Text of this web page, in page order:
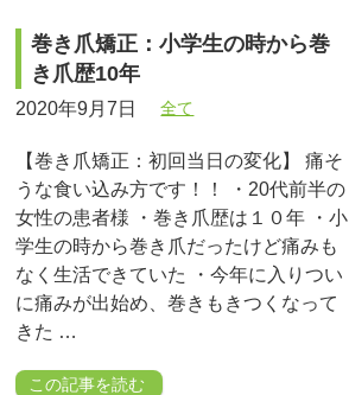
巻き爪矯正：小学生の時から巻
き爪歴10年
2020年9月7日 全て
【巻き爪矯正：初回当日の変化】 痛そ
うな食い込み方です！！ ・20代前半の
女性の患者様 ・巻き爪歴は１０年 ・小
学生の時から巻き爪だったけど痛みも
なく生活できていた ・今年に入りつい
に痛みが出始め、巻きもきつくなって
きた …
この記事を読む